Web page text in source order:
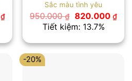
₫Giá
hiện
là:
820.000 ₫.
Sắc màu tình yêu
950.000₫ Giá
gốc
là:
820.000 ₫Giá
hiện
là:
Tiết kiệm: 13.7%
-20%